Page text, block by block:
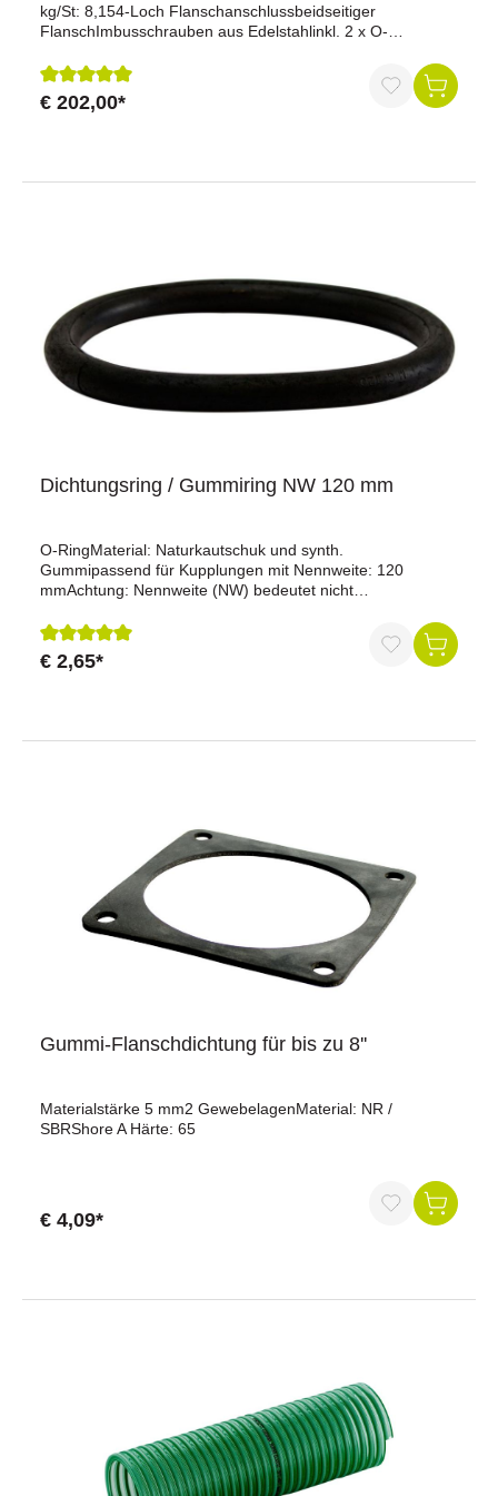
kg/St: 8,154-Loch Flanschanschlussbeidseitiger
FlanschImbusschrauben aus Edelstahlinkl. 2 x O-
Messing
Durchschnittliche Bewertung von 5 von 5 Sternen
€ 202,00*
Dichtungsring / Gummiring NW 120 mm
O-RingMaterial: Naturkautschuk und synth.
Gummipassend für Kupplungen mit Nennweite: 120
mmAchtung: Nennweite (NW) bedeutet nicht
mmItal. System
Durchschnittliche Bewertung von 5 von 5 Sternen
€ 2,65*
Gummi-Flanschdichtung für bis zu 8''
Materialstärke 5 mm2 GewebelagenMaterial: NR /
SBRShore A Härte: 65
€ 4,09*